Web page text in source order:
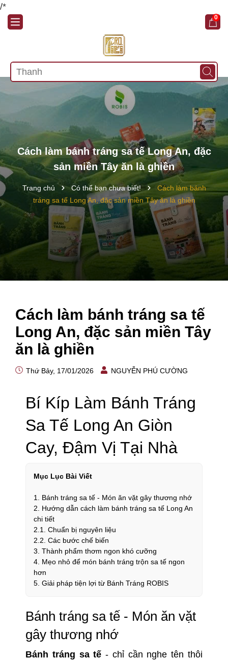
/*
0
Cách làm bánh tráng sa tế Long An, đặc
sản miền Tây ăn là ghiền
Trang chủ Có thể bạn chưa biết!
Cách làm bánh
tráng sa tế Long An, đặc sản miền Tây ăn là ghiền
Cách làm bánh tráng sa tế
Long An, đặc sản miền Tây
ăn là ghiền
Thứ Bảy, 17/01/2026 NGUYỄN PHÚ CƯỜNG
Bí Kíp Làm Bánh Tráng
Sa Tế Long An Giòn
Cay, Đậm Vị Tại Nhà
Mục Lục Bài Viết
1. Bánh tráng sa tế - Món ăn vặt gây thương nhớ
2. Hướng dẫn cách làm bánh tráng sa tế Long An
chi tiết
2.1. Chuẩn bị nguyên liệu
2.2. Các bước chế biến
3. Thành phẩm thơm ngon khó cưỡng
4. Mẹo nhỏ để món bánh tráng trộn sa tế ngon
hơn
5. Giải pháp tiện lợi từ Bánh Tráng ROBIS
Bánh tráng sa tế - Món ăn vặt
gây thương nhớ
Bánh tráng sa tế - chỉ cần nghe tên thôi